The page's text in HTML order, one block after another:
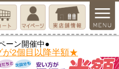
ーン開催中●
2個目以降半額★